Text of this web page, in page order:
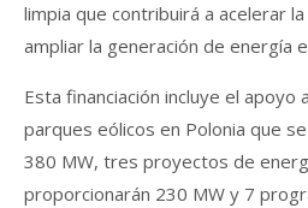
limpia que contribuirá a acelerar
ampliar la generación de energía
Esta financiación incluye el apoyo
parques eólicos en Polonia que
380 MW, tres proyectos de
proporcionarán 230 MW y 7